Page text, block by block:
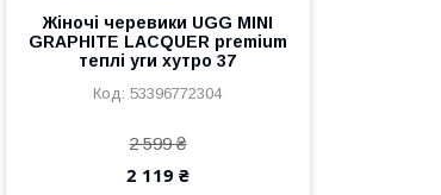
Жіночі черевики UGG MINI
GRAPHITE LACQUER premium
теплі уги хутро 37
53396772304
2 599 ₴
2 119 ₴